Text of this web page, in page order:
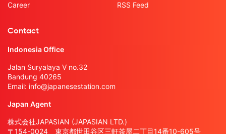
Career
RSS Feed
Contact
Indonesia Office
Jalan Suryalaya V no.32
Bandung 40265
Email: info@japanesestation.com
Japan Agent
株式会社JAPASIAN (JAPASIAN LTD.)
〒154-0024 東京都世田谷区三軒茶屋二丁目14番10-605号